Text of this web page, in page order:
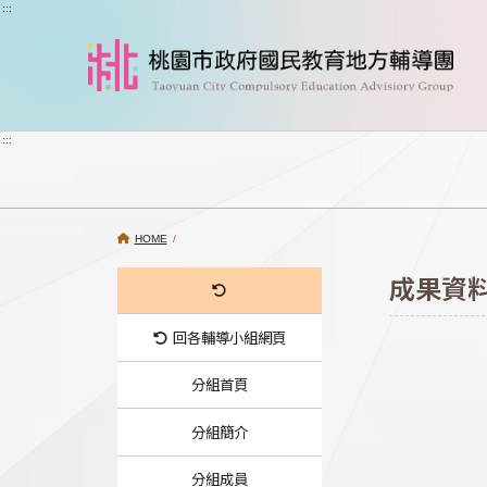
跳到主要內容
:::
:::
HOME /
回各輔導小組網頁
分組首頁
分組簡介
分組成員
成果資